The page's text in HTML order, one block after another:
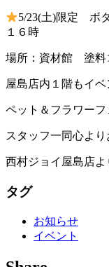
5/23(土)限定 ボ
１６時
場所：資材館 塗料
屋島店内１階もイベ
ペット＆フラワー
スタッフ一同心よ
西村ジョイ屋島店よ
タグ
お知らせ
イベント